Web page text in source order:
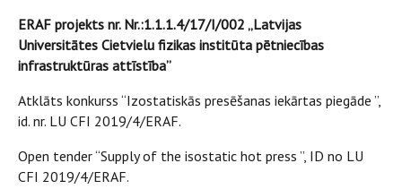
ERAF projekts nr. Nr.:1.1.1.4/17/I/002 „Latvijas
Universitātes Cietvielu fizikas institūta pētniecības
infrastruktūras attīstība”
Atklāts konkurss “Izostatiskās presēšanas iekārtas piegāde ”,
id. nr. LU CFI 2019/4/ERAF.
Open tender “Supply of the isostatic hot press ”, ID no LU
CFI 2019/4/ERAF.